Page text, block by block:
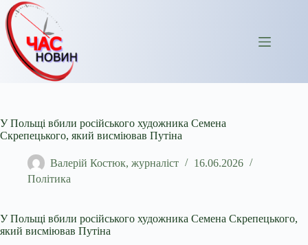
Перейти
до
вмісту
У Польщі вбили російського художника Семена
Скрепецького, який висміював Путіна
Валерій Костюк, журналіст
16.06.2026
Політика
У Польщі вбили російського художника Семена Скрепецького,
який висміював Путіна